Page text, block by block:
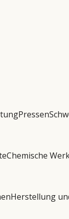
Pressen
Chemische
Herstellung